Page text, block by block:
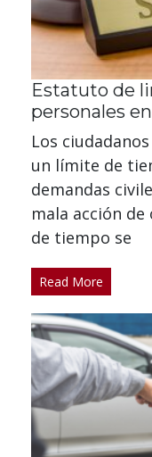
Estatuto de
personales
Los
un límite de
demandas
mala acción
de tiempo se
Read More